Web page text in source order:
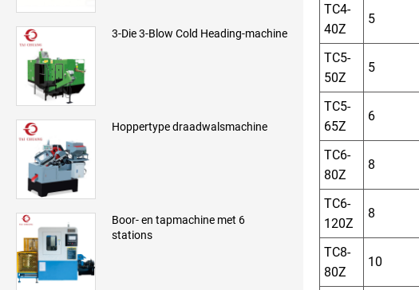
3-Die 3-Blow Cold Heading-machine
Hoppertype draadwalsmachine
Boor- en tapmachine met 6
stations
TC4-
40Z
5
TC5-
50Z
5
TC5-
65Z
6
TC6-
80Z
8
TC6-
120Z
8
TC8-
80Z
10